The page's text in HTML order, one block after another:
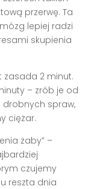
przerwę. Ta
lepiej radzi
skupienia
2 minut.
– zrób je od
drobnych spraw,
ciężar.
żaby” –
czujemy
reszta dnia